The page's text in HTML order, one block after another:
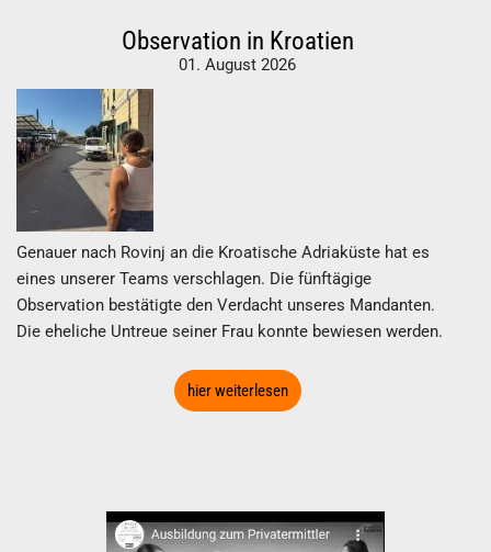
Observation in Kroatien
01. August 2026
Genauer nach Rovinj an die Kroatische Adriaküste hat es
eines unserer Teams verschlagen. Die fünftägige
Observation bestätigte den Verdacht unseres Mandanten.
Die eheliche Untreue seiner Frau konnte bewiesen werden.
hier weiterlesen